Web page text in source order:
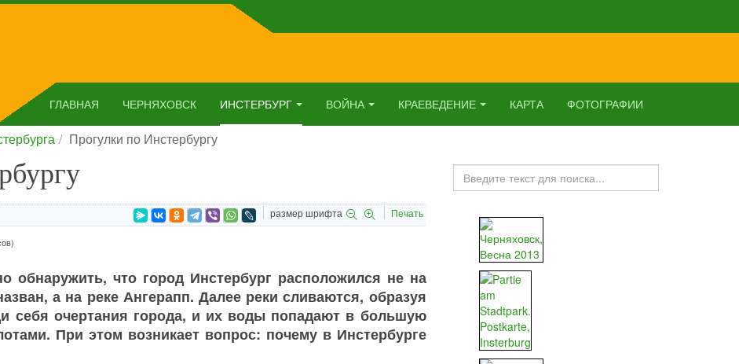
ГЛАВНАЯ ЧЕРНЯХОВСК ИНСТЕРБУРГ ВОЙНА КРАЕВЕДЕНИЕ КАРТА ФОТОГРАФИИ
Прогулки по Инстербургу
размер шрифта Печать
обнаружить, что город Инстербург расположился не на
а на реке Ангерапп. Далее реки сливаются, образуя
себя очертания города, и их воды попадают в большую
При этом возникает вопрос: почему в Инстербурге
Искать...